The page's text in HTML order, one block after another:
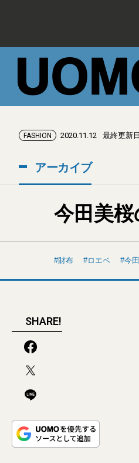
FASHION 2020.11.12 最終更新
アーカイブ
今田美
財布 ロエベ 今
SHARE!